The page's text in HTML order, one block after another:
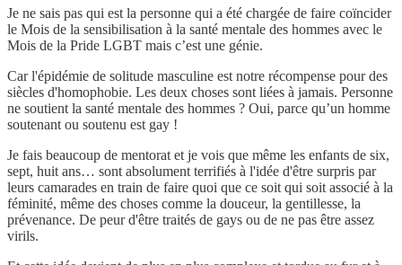
Je ne sais pas qui est la personne qui a été chargée de faire coïncider
le Mois de la sensibilisation à la santé mentale des hommes avec le
Mois de la Pride LGBT mais c’est une génie.
Car l'épidémie de solitude masculine est notre récompense pour des
siècles d'homophobie. Les deux choses sont liées à jamais. Personne
ne soutient la santé mentale des hommes ? Oui, parce qu’un homme
soutenant ou soutenu est gay !
Je fais beaucoup de mentorat et je vois que même les enfants de six,
sept, huit ans… sont absolument terrifiés à l'idée d'être surpris par
leurs camarades en train de faire quoi que ce soit qui soit associé à la
féminité, même des choses comme la douceur, la gentillesse, la
prévenance. De peur d'être traités de gays ou de ne pas être assez
virils.